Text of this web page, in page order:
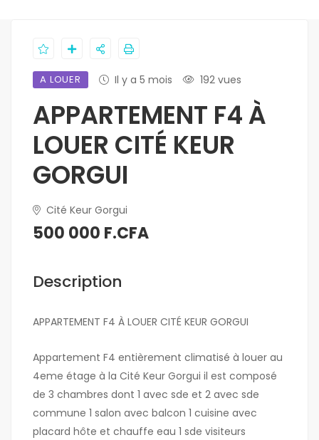
A LOUER Il y a 5 mois 192 vues
APPARTEMENT F4 À
LOUER CITÉ KEUR
GORGUI
Cité Keur Gorgui
500 000 F.CFA
Description
APPARTEMENT F4 À LOUER CITÉ KEUR GORGUI
Appartement F4 entièrement climatisé à louer au
4eme étage à la Cité Keur Gorgui il est composé
de 3 chambres dont 1 avec sde et 2 avec sde
commune 1 salon avec balcon 1 cuisine avec
placard hôte et chauffe eau 1 sde visiteurs